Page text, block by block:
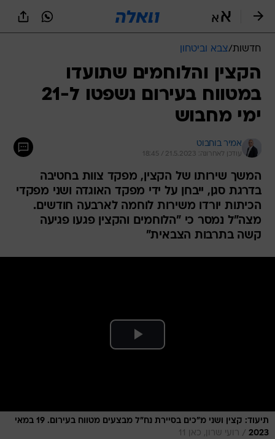
חדשות/צבא וביטחון
הקצין והלוחמים שתועדו
במטווח בעירום נשפטו ל-21
ימי מחבוש
אמיר בוחבוט
עודכן לאחרונה: 21.5.2023 / 18:45
המשך שירותו של הקצין, מפקד צוות בחטיבה
בדרגת סגן, ייבחן על ידי מפקד האוגדה ושני מפקדי
הכיתות יורדו משירות לוחמה לארבעה חודשים.
מצה"ל נמסר כי "הלוחמים והקצין פגעו פגיעה
קשה בתרבות הצבאית"
תיעוד: קצין ושני מ"כים בסיירת נח"ל מבצעים מטווח בעירום. 19 במאי
2023
/ רועי שרון, כאן 11